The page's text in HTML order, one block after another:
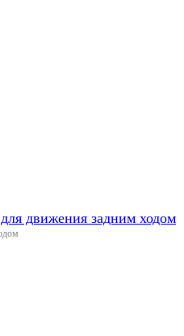
движения задним ходом